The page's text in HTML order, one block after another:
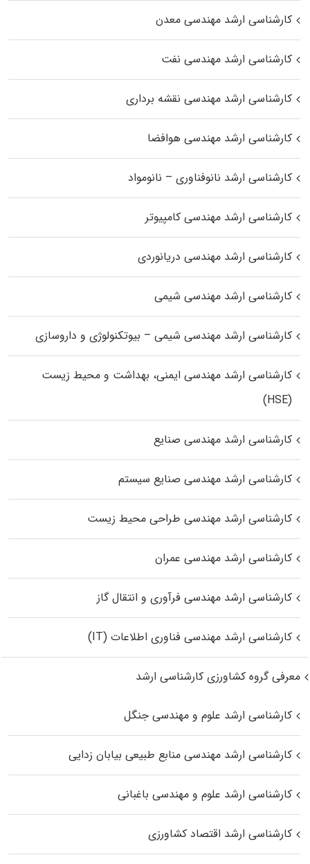
کارشناسی ارشد مهندسی معدن
کارشناسی ارشد مهندسی نفت
کارشناسی ارشد مهندسی نقشه برداری
کارشناسی ارشد مهندسی هوافضا
کارشناسی ارشد نانوفناوری – نانومواد
کارشناسی ارشد مهندسی کامپیوتر
کارشناسی ارشد مهندسی دریانوردی
کارشناسی ارشد مهندسی شیمی
کارشناسی ارشد مهندسی شیمی – بیوتکنولوژی و داروسازی
کارشناسی ارشد مهندسی ایمنی، بهداشت و محیط زیست
(HSE)
کارشناسی ارشد مهندسی صنایع
کارشناسی ارشد مهندسی صنایع سیستم
کارشناسی ارشد مهندسی طراحی محیط زیست
کارشناسی ارشد مهندسی عمران
کارشناسی ارشد مهندسی فرآوری و انتقال گاز
کارشناسی ارشد مهندسی فناوری اطلاعات (IT)
معرفی گروه کشاورزی کارشناسی ارشد
کارشناسی ارشد علوم و مهندسی جنگل
کارشناسی ارشد مهندسی منابع طبیعی بیابان زدایی
کارشناسی ارشد علوم و مهندسی باغبانی
کارشناسی ارشد اقتصاد کشاورزی